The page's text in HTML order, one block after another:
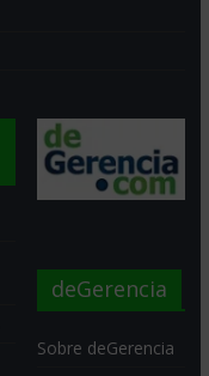
deGerencia
Sobre deGerencia